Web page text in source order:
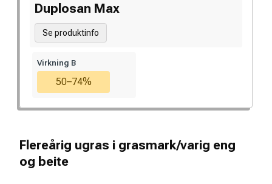
Duplosan Max
Se produktinfo
Virkning B
50–74%
Flereårig ugras i grasmark/varig eng
og beite